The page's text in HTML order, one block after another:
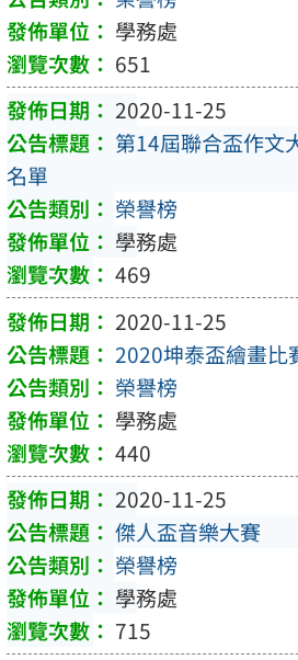
學務處
651
2020-11-25
第14屆聯合盃作文
名單
榮譽榜
學務處
469
2020-11-25
2020坤泰盃繪畫比
榮譽榜
學務處
440
2020-11-25
傑人盃音樂大賽
榮譽榜
學務處
715